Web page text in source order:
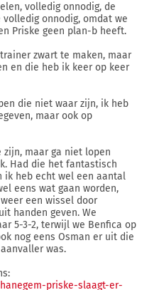
volledig onnodig, de
onnodig, omdat we
Priske geen plan-b heeft.
zwart te maken, maar
en die heb ik keer op keer
die niet waar zijn, ik heb
maar ook op
maar ga niet lopen
Had die het fantastisch
ik heb echt wel een aantal
eens wat gaan worden,
een wissel door
handen geven. We
5-3-2, terwijl we Benfica op
nog eens Osman er uit die
was.
priske-slaagt-er-